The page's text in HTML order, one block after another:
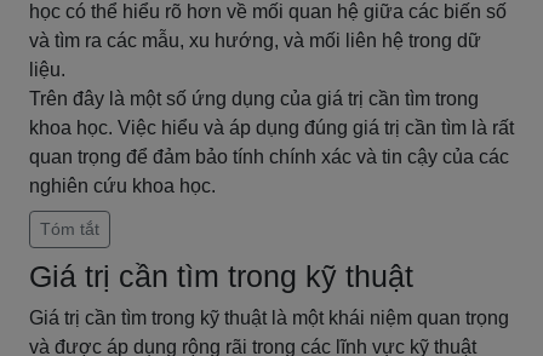
học có thể hiểu rõ hơn về mối quan hệ giữa các biến số
và tìm ra các mẫu, xu hướng, và mối liên hệ trong dữ
liệu.
Trên đây là một số ứng dụng của giá trị cần tìm trong
khoa học. Việc hiểu và áp dụng đúng giá trị cần tìm là rất
quan trọng để đảm bảo tính chính xác và tin cậy của các
nghiên cứu khoa học.
Tóm tắt
Giá trị cần tìm trong kỹ thuật
Giá trị cần tìm trong kỹ thuật là một khái niệm quan trọng
và được áp dụng rộng rãi trong các lĩnh vực kỹ thuật